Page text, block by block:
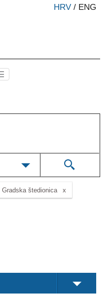
HRV / ENG
Gradska štedionica